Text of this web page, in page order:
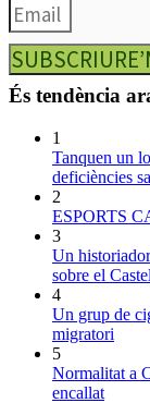
És tendència
1
Tanquen un
deficiències
2
ESPORTS
3
Un
sobre el
4
Un grup de
migratori
5
Normalitat a
encallat